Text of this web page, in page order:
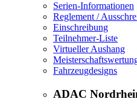
Serien-Informationen
Reglement /
Einschreibung
Teilnehmer-Liste
Virtueller Aushang
Fahrzeugdesigns
ADAC